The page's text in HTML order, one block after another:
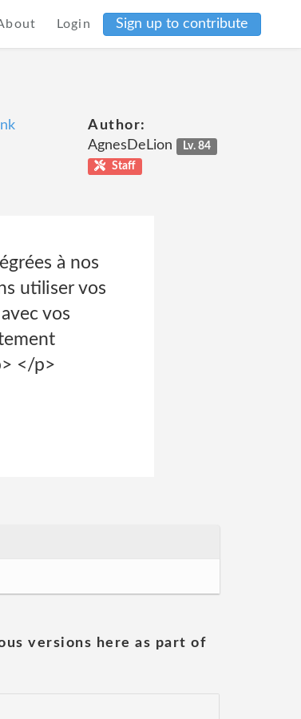
Login Sign up to contribute
Author:
AgnesDeLion
Lv. 84
Staff
à nos
utiliser vos
vos
</p>
versions here as part of